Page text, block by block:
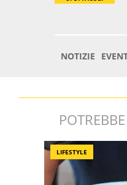
LIFESTYLE